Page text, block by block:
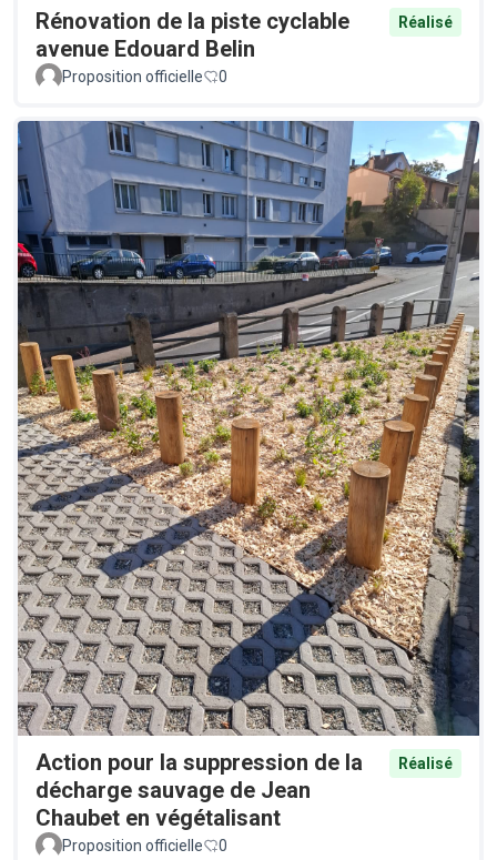
Rénovation de la piste cyclable
avenue Edouard Belin
Réalisé
Proposition officielle 0
Action pour la suppression de la
décharge sauvage de Jean
Chaubet en végétalisant
Réalisé
Proposition officielle 0